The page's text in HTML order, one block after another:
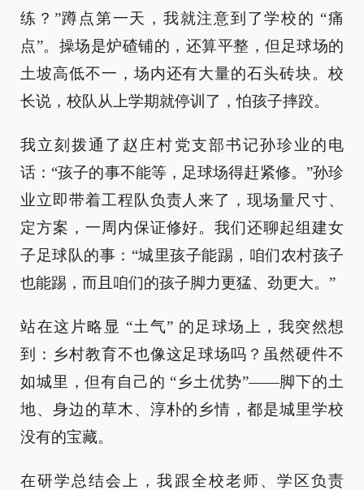
练？”蹲点第一天，我就注意到了学校的 “痛
点”。操场是炉碴铺的，还算平整，但足球场的
土坡高低不一，场内还有大量的石头砖块。校
长说，校队从上学期就停训了，怕孩子摔跤。
我立刻拨通了赵庄村党支部书记孙珍业的电
话：“孩子的事不能等，足球场得赶紧修。”孙珍
业立即带着工程队负责人来了，现场量尺寸、
定方案，一周内保证修好。我们还聊起组建女
子足球队的事：“城里孩子能踢，咱们农村孩子
也能踢，而且咱们的孩子脚力更猛、劲更大。”
站在这片略显 “土气” 的足球场上，我突然想
到：乡村教育不也像这足球场吗？虽然硬件不
如城里，但有自己的 “乡土优势”——脚下的土
地、身边的草木、淳朴的乡情，都是城里学校
没有的宝藏。
在研学总结会上，我跟全校老师、学区负责